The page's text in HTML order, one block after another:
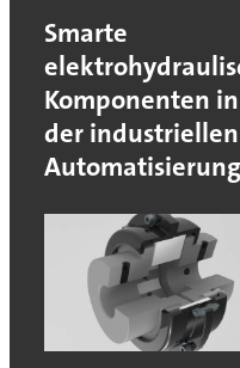
Smarte
Komponenten in
der industriellen
Automatisierung